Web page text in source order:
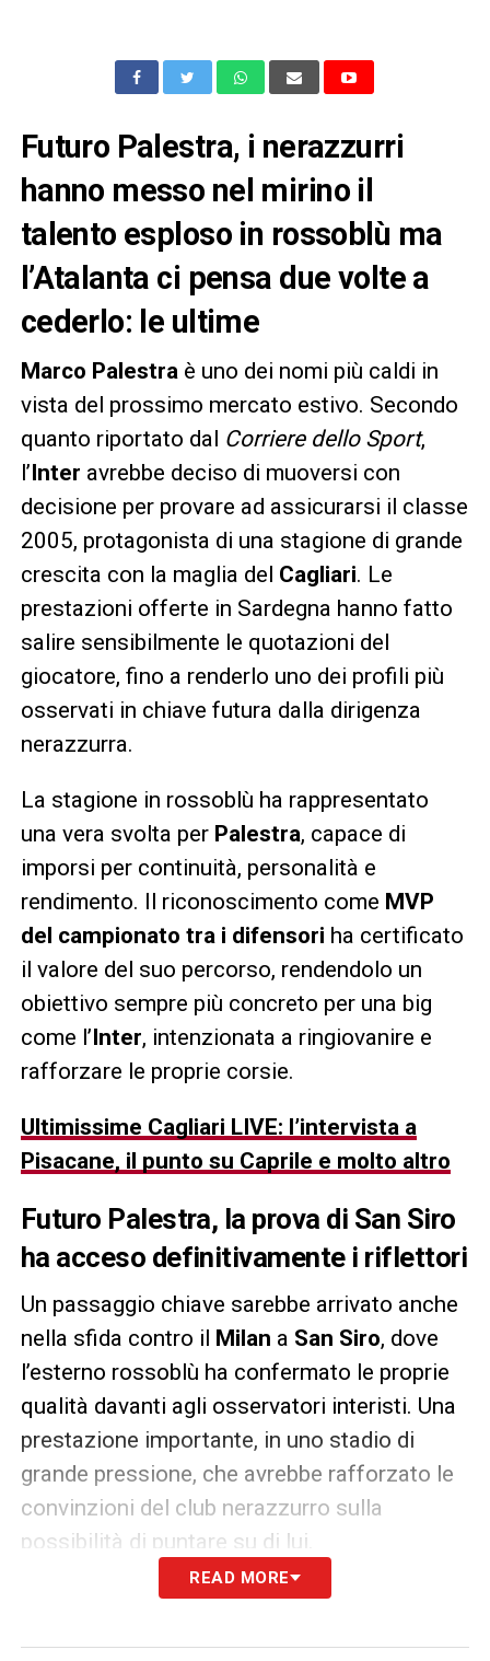
Futuro Palestra, i nerazzurri
hanno messo nel mirino il
talento esploso in rossoblù ma
l’Atalanta ci pensa due volte a
cederlo: le ultime
Marco Palestraè uno dei nomi più caldi in
vista del prossimo mercato estivo. Secondo
quanto riportato dal Corriere dello Sport,
l’Inter avrebbe deciso di muoversi con
decisione per provare ad assicurarsi il classe
2005, protagonista di una stagione di grande
crescita con la maglia del Cagliari. Le
prestazioni offerte in Sardegna hanno fatto
salire sensibilmente le quotazioni del
giocatore, fino a renderlo uno dei profili più
osservati in chiave futura dalla dirigenza
nerazzurra.
La stagione in rossoblù ha rappresentato
una vera svolta per Palestra, capace di
imporsi per continuità, personalità e
rendimento. Il riconoscimento come MVP
del campionato tra i difensori ha certificato
il valore del suo percorso, rendendolo un
obiettivo sempre più concreto per una big
come l’Inter, intenzionata a ringiovanire e
rafforzare le proprie corsie.
Ultimissime Cagliari LIVE: l’intervista a
Pisacane, il punto su Caprile e molto altro
Futuro Palestra, la prova di San Siro
ha acceso definitivamente i riflettori
Un passaggio chiave sarebbe arrivato anche
nella sfida contro il Milan a San Siro, dove
l’esterno rossoblù ha confermato le proprie
qualità davanti agli osservatori interisti. Una
prestazione importante, in uno stadio di
grande pressione, che avrebbe rafforzato le
convinzioni del club nerazzurro sulla
possibilità di puntare su di lui.
L’Atalanta non vuole aprire
READ MORE